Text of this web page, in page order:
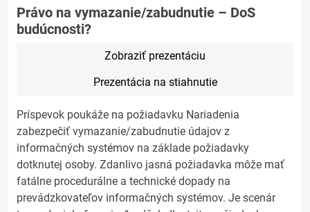
Právo na vymazanie/zabudnutie – DoS
budúcnosti?
Zobraziť prezentáciu
Prezentácia na stiahnutie
Príspevok poukáže na požiadavku Nariadenia
zabezpečiť vymazanie/zabudnutie údajov z
informačných systémov na základe požiadavky
dotknutej osoby. Zdanlivo jasná požiadavka môže mať
fatálne procedurálne a technické dopady na
prevádzkovateľov informačných systémov. Je scenár